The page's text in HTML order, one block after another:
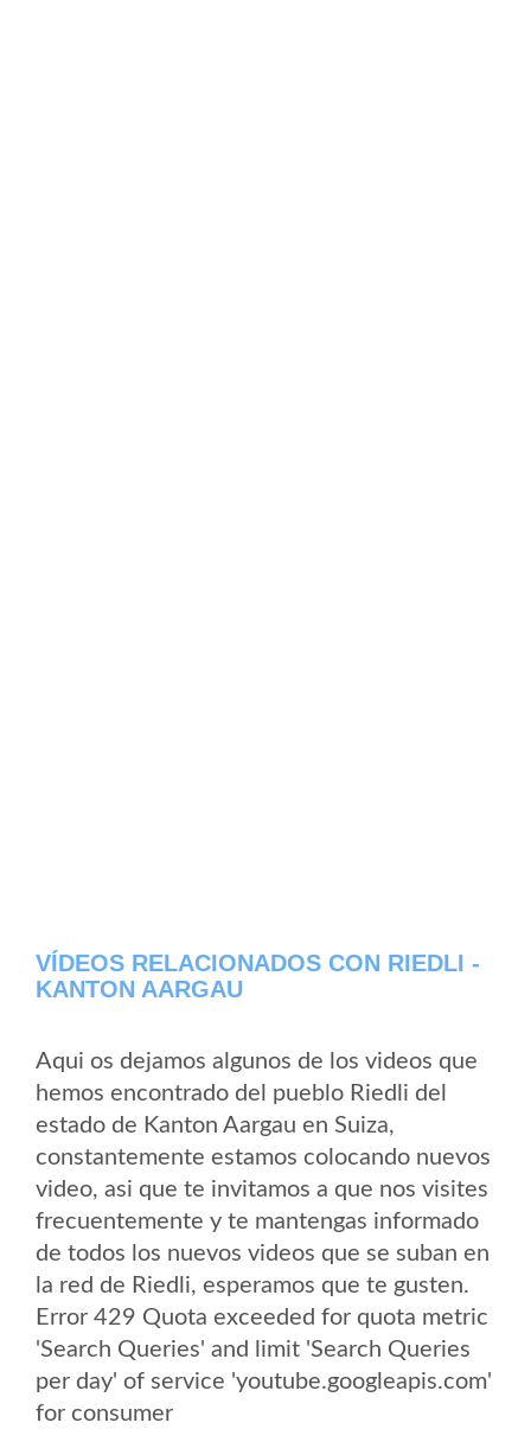
VÍDEOS RELACIONADOS CON RIEDLI -
KANTON AARGAU
Aqui os dejamos algunos de los videos que
hemos encontrado del pueblo Riedli del
estado de Kanton Aargau en Suiza,
constantemente estamos colocando nuevos
video, asi que te invitamos a que nos visites
frecuentemente y te mantengas informado
de todos los nuevos videos que se suban en
la red de Riedli, esperamos que te gusten.
Error 429 Quota exceeded for quota metric
'Search Queries' and limit 'Search Queries
per day' of service 'youtube.googleapis.com'
for consumer